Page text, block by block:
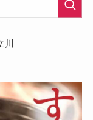
川